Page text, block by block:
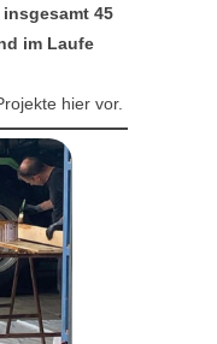
insgesamt 45
im Laufe
hier vor.